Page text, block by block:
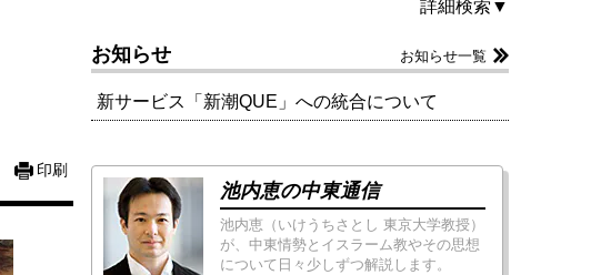
印刷
詳細検索▼
お知らせ お知らせ一覧
新サービス「新潮QUE」への統合について
池内恵の中東通信
池内恵（いけうちさとし 東京大学教授）
が、中東情勢とイスラーム教やその思想
について日々少しずつ解説します。